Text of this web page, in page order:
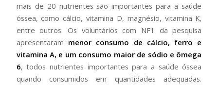
mais de 20 nutrientes são importantes para a saúde
óssea, como cálcio, vitamina D, magnésio, vitamina K,
entre outros. Os voluntários com NF1 da pesquisa
apresentaram menor consumo de cálcio, ferro e
vitamina A, e um consumo maior de sódio e ômega
6, todos nutrientes importantes para a saúde óssea
quando consumidos em quantidades adequadas.